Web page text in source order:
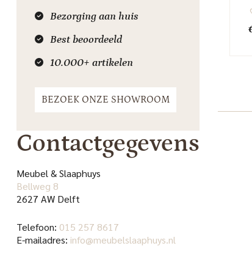
Bezorging aan huis
Best beoordeeld
10.000+ artikelen
BEZOEK ONZE SHOWROOM
Contactgegevens
Meubel & Slaaphuys
Bellweg 8
2627 AW Delft
Telefoon: 015 257 8617
E-mailadres: info@meubelslaaphuys.nl